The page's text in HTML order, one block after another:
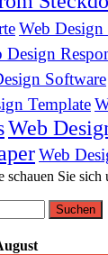
Web
Design
Software
Template
Web
Web
schauen Sie sich